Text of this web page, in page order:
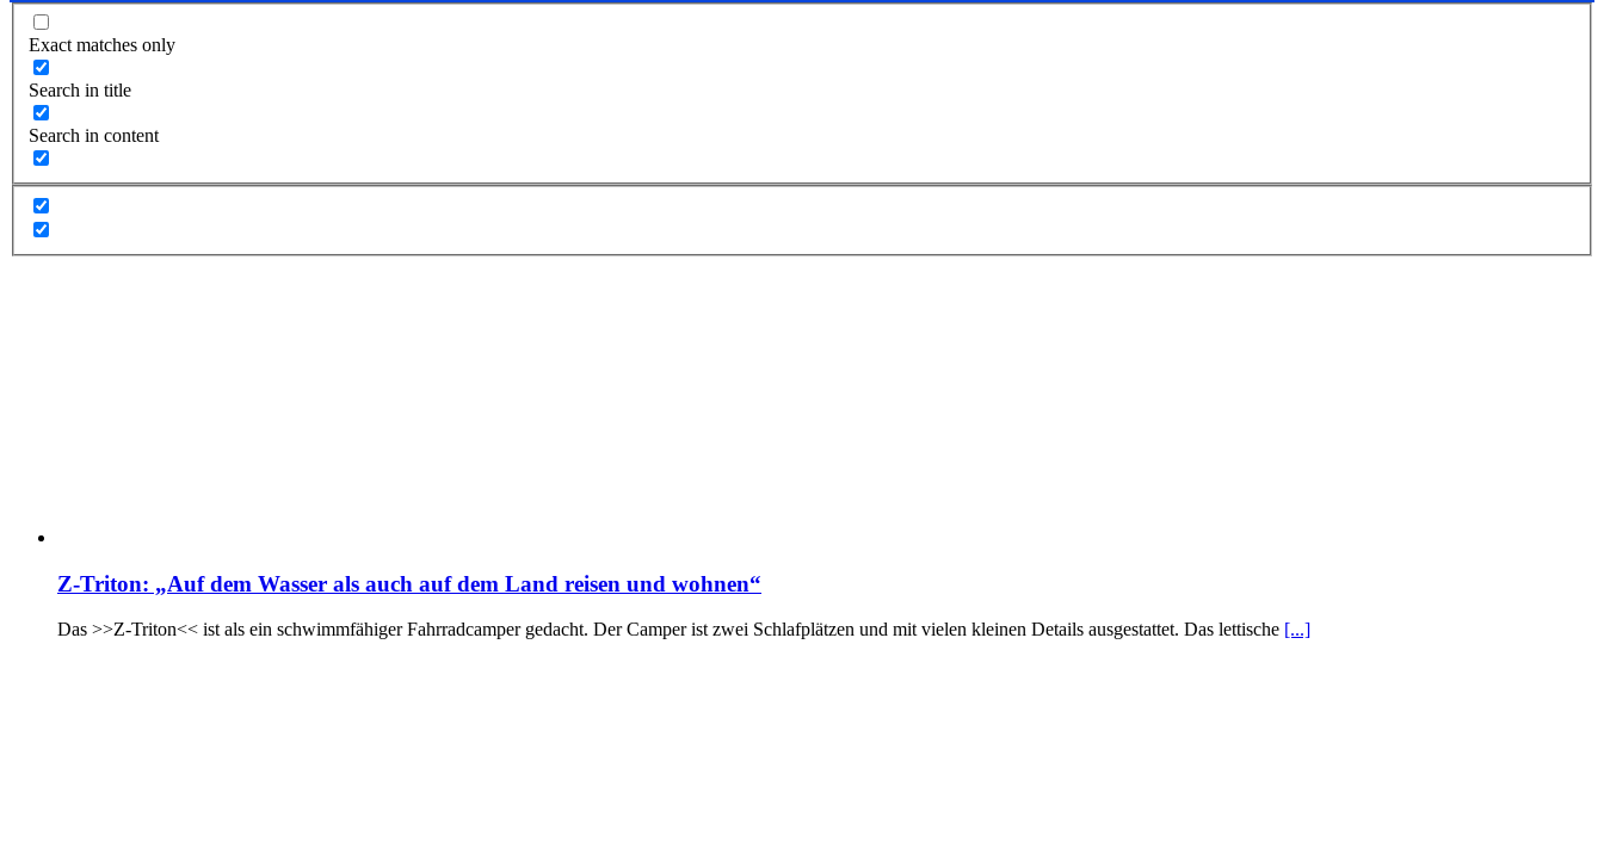
Exact matches only
Search in title
Search in content
Z-Triton: „Auf dem Wasser als auch auf dem Land reisen und wohnen“
Das >>Z-Triton<< ist als ein schwimmfähiger Fahrradcamper gedacht. Der Camper ist zwei Schlafplätzen und mit vielen kleinen Details ausgestattet. Das lettische [...]